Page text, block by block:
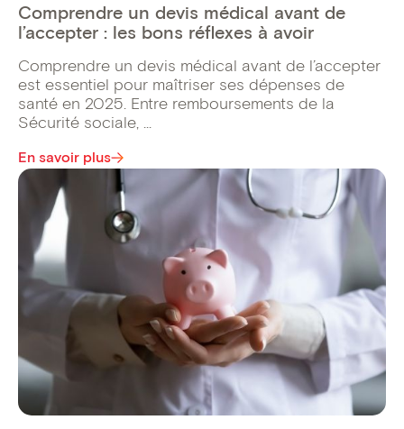
Comprendre un devis médical avant de
l’accepter : les bons réflexes à avoir
Comprendre un devis médical avant de l’accepter
est essentiel pour maîtriser ses dépenses de
santé en 2025. Entre remboursements de la
Sécurité sociale, ...
En savoir plus